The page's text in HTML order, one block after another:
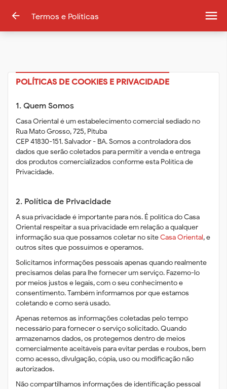
menu
arrow_back Termos e Políticas
POLÍTICAS DE COOKIES E PRIVACIDADE
1. Quem Somos
Casa Oriental é um estabelecimento comercial sediado no
Rua Mato Grosso, 725, Pituba
CEP 41830-151. Salvador - BA. Somos a controladora dos
dados que serão coletados para permitir a venda e entrega
dos produtos comercializados conforme esta Política de
Privacidade.
2. Política de Privacidade
A sua privacidade é importante para nós. É política do Casa
Oriental respeitar a sua privacidade em relação a qualquer
informação sua que possamos coletar no siteCasa Oriental, e
outros sites que possuímos e operamos.
Solicitamos informações pessoais apenas quando realmente
precisamos delas para lhe fornecer um serviço. Fazemo-lo
por meios justos e legais, com o seu conhecimento e
consentimento. Também informamos por que estamos
coletando e como será usado.
Apenas retemos as informações coletadas pelo tempo
necessário para fornecer o serviço solicitado. Quando
armazenamos dados, os protegemos dentro de meios
comercialmente aceitáveis ​​para evitar perdas e roubos, bem
como acesso, divulgação, cópia, uso ou modificação não
autorizados.
Não compartilhamos informações de identificação pessoal